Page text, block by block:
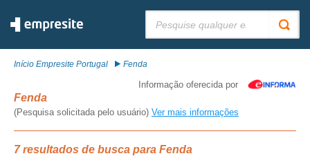
Início Empresite Portugal Fenda
Informação oferecida por
Fenda
(Pesquisa solicitada pelo usuário) Ver mais informações
7 resultados de busca para Fenda